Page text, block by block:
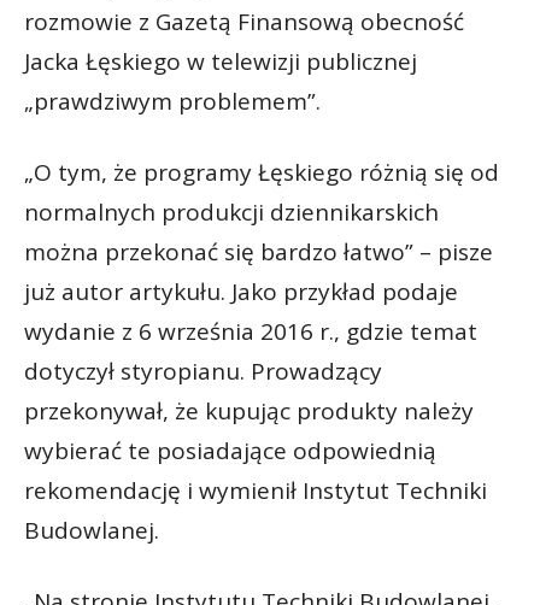
rozmowie z Gazetą Finansową obecność
Jacka Łęskiego w telewizji publicznej
„prawdziwym problemem”.
„O tym, że programy Łęskiego różnią się od
normalnych produkcji dziennikarskich
można przekonać się bardzo łatwo” – pisze
już autor artykułu. Jako przykład podaje
wydanie z 6 września 2016 r., gdzie temat
dotyczył styropianu. Prowadzący
przekonywał, że kupując produkty należy
wybierać te posiadające odpowiednią
rekomendację i wymienił Instytut Techniki
Budowlanej.